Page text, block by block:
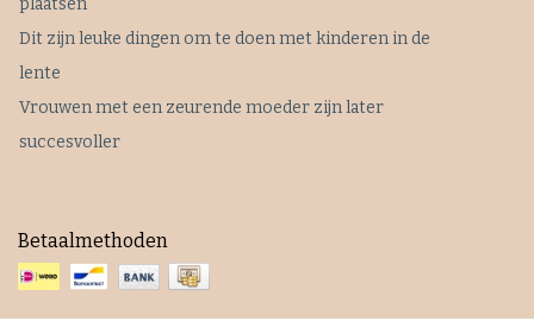
plaatsen
Dit zijn leuke dingen om te doen met kinderen in de
lente
Vrouwen met een zeurende moeder zijn later
succesvoller
Betaalmethoden